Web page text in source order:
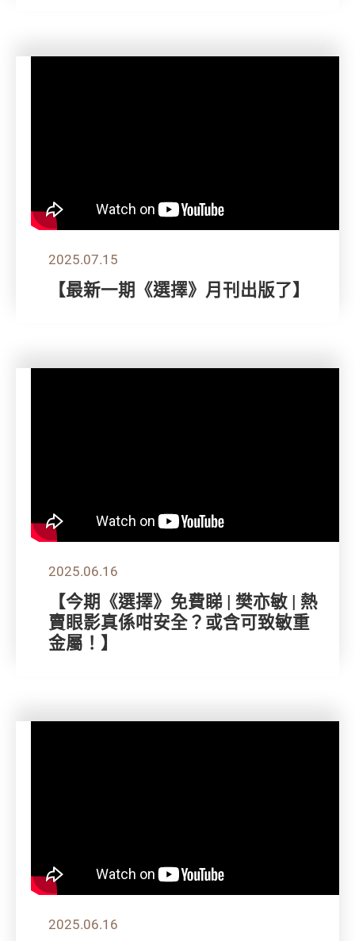
2025.07.15
【最新一期《選擇》月刊出版了】
2025.06.16
【今期《選擇》免費睇 | 樊亦敏 | 熱
賣眼影真係咁安全？或含可致敏重
金屬！】
2025.06.16